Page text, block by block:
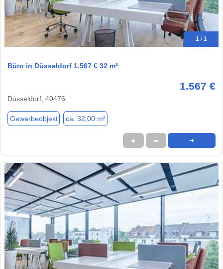
1 / 1
Büro in Düsseldorf 1.567 € 32 m²
1.567 €
Düsseldorf, 40476
Gewerbeobjekt ca. 32,00 m²
★ ➦ ➜